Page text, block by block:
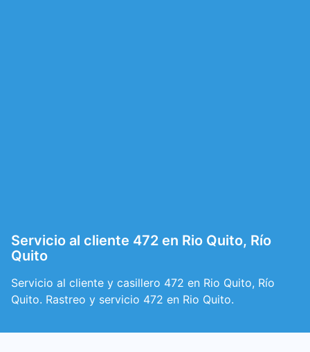
Servicio al cliente 472 en Rio Quito, Río
Quito
Servicio al cliente y casillero 472 en Rio Quito, Río
Quito. Rastreo y servicio 472 en Rio Quito.